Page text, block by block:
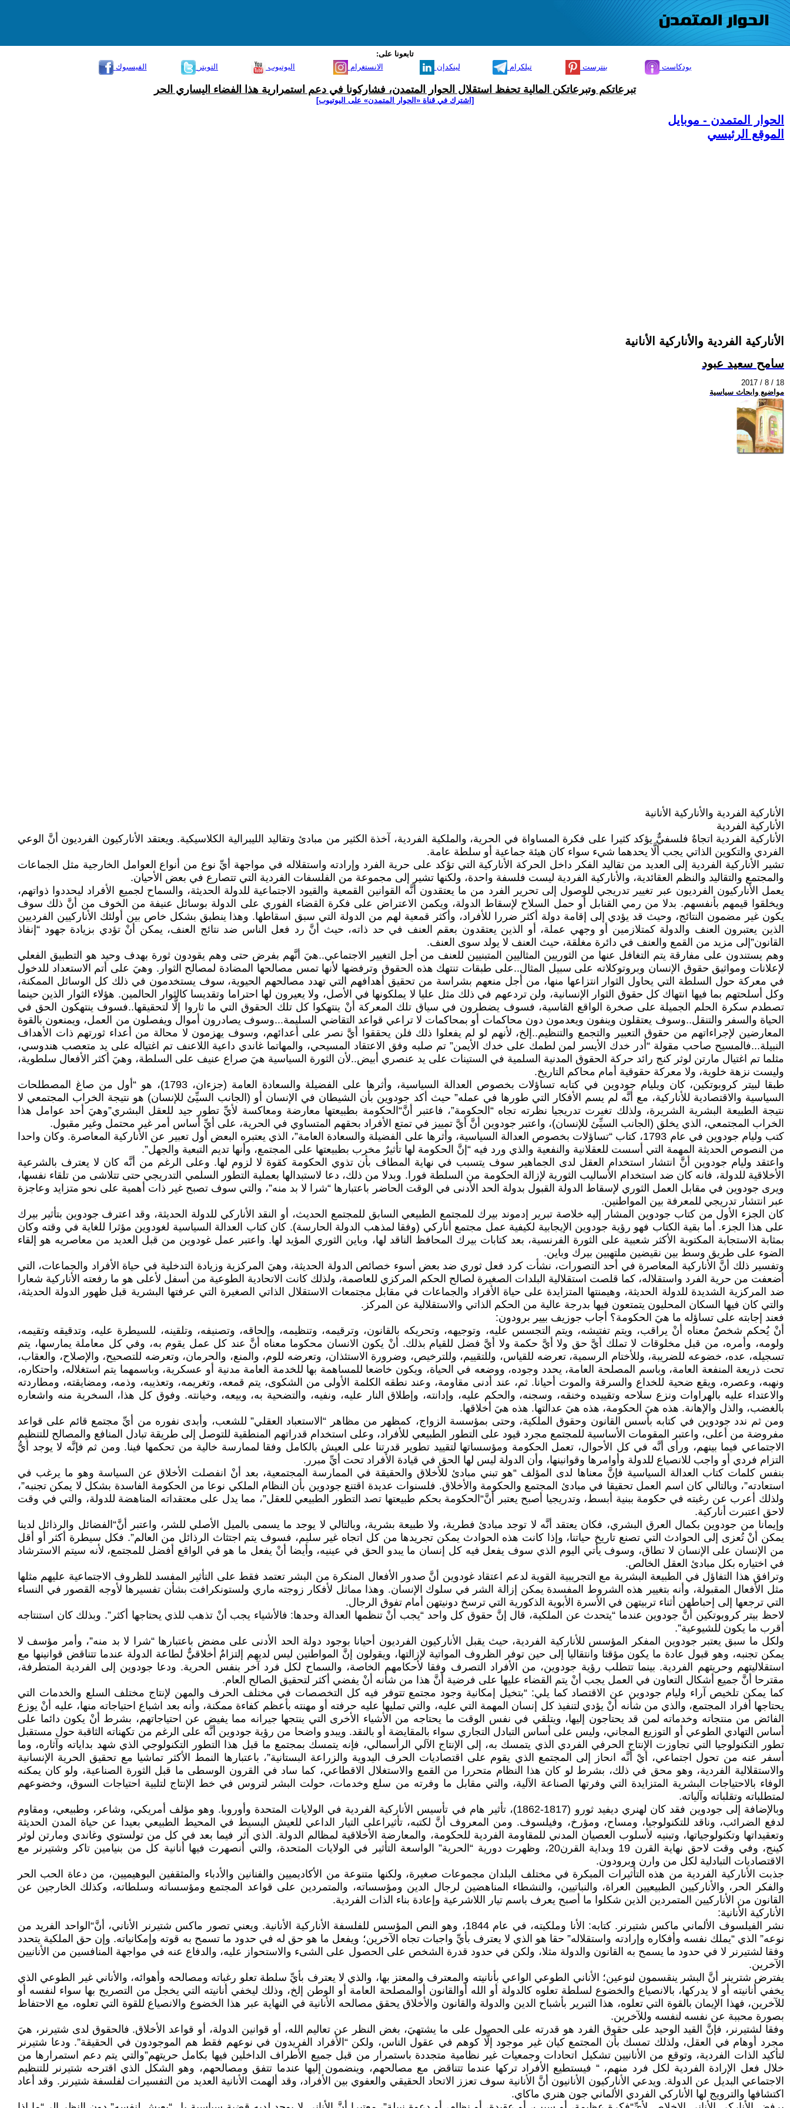
تابعونا على:
الفيسبوك
التويتر اليوتيوب الانستغرام لينكدإن تيلكرام بنترست بودكاست
تبرعاتكم وتبرعاتكن المالية تحفظ استقلال الحوار المتمدن، فشاركونا في دعم استمرارية هذا الفضاء اليساري الحر
[اشترك في قناة ‫«الحوار المتمدن» على اليوتيوب]
الحوار المتمدن - موبايل
الموقع الرئيسي
الأناركية الفردية والأناركية الأنانية
سامح سعيد عبود
2017 / 8 / 18
مواضيع وابحاث سياسية
الأناركية الفردية والأناركية الأنانية
الأناركية الفردية
الأناركية الفردية اتجاهٌ فلسفيٌّ يؤكد كثيرا على فكرة المساواة في الحرية، والملكية الفردية، آخذة الكثير من مبادئ وتقاليد الليبرالية الكلاسيكية. ويعتقد الأناركيون الفرديون أنَّ الوعي
الفردي والتكوين الذاتي يجب ألَّا يحدهما شيء سواء كان هيئة جماعية أو سلطة عامة.
تشير الأناركية الفردية إلى العديد من تقاليد الفكر داخل الحركة الأناركية التي تؤكد على حرية الفرد وإرادته واستقلاله في مواجهة أيِّ نوع من أنواع العوامل الخارجية مثل الجماعات
والمجتمع والتقاليد والنظم العقائدية، والأناركية الفردية ليست فلسفة واحدة، ولكنها تشير إلى مجموعة من الفلسفات الفردية التي تتصارع في بعض الأحيان.
يعمل الأناركيون الفرديون عبر تغيير تدريجي للوصول إلى تحرير الفرد من ما يعتقدون أنَّه القوانين القمعية والقيود الاجتماعية للدولة الحديثة، والسماح لجميع الأفراد ليحددوا ذواتهم،
ويخلقوا قيمهم بأنفسهم. بدلا من رمي القنابل أو حمل السلاح لإسقاط الدولة، ويكمن الاعتراض على فكرة القضاء الفوري على الدولة بوسائل عنيفة من الخوف من أنَّ ذلك سوف
يكون غير مضمون النتائج، وحيث قد يؤدي إلى إقامة دولة أكثر ضررا للأفراد، وأكثر قمعية لهم من الدولة التي سبق اسقاطها. وهذا ينطبق بشكل خاص بين أولئك الأناركيين الفرديين
الذين يعتبرون العنف والدولة كمتلازمين أو وجهي عملة، أو الذين يعتقدون بعقم العنف في حد ذاته، حيث أنَّ رد فعل الناس ضد نتائج العنف، يمكن أنْ تؤدي بزيادة جهود “إنفاذ
القانون”إلى مزيد من القمع والعنف في دائرة مغلقة، حيث العنف لا يولد سوى العنف.
وهم يستندون على مفارقة يتم التغافل عنها من الثوريين المثاليين المتبنيين للعنف من أجل التغيير الاجتماعي..هيَ أنَّهم بفرض حتى وهم يقودون ثورة بهدف وحيد هو التطبيق الفعلي
لإعلانات ومواثيق حقوق الإنسان وبروتوكلاته على سبيل المثال..على طبقات تنتهك هذه الحقوق وترفضها لأنها تمس مصالحها المضادة لمصالح الثوار. وهيَ على أتم الاستعداد للدخول
في معركة حول السلطة التي يحاول الثوار انتزاعها منها، من أجل منعهم بشراسة من تحقيق أهدافهم التي تهدد مصالحهم الحيوية، سوف يستخدمون في ذلك كل الوسائل الممكنة،
وكل أسلحتهم بما فيها انتهاك كل حقوق الثوار الإنسانية، ولن تردعهم في ذلك مثل عليا لا يملكونها في الأصل، ولا يعيرون لها احتراما وتقديسا كالثوار الحالمين. هؤلاء الثوار الذين حينما
تصطدم سكرة الحلم الجميلة على صخرة الواقع القاسية، فسوف يضطرون في سياق تلك المعركة أنْ ينتهكوا كل تلك الحقوق التي ما ثاروا إلَّا لتحقيقها..فسوف ينتهكون الحق في
الحياة والسفر والتنقل..وسوف يعتقلون وينفون ويعدمون دون محاكمات أو بمحاكمات لا تراعي قواعد التقاضي السليمة...وسوف يصادرون أموال ويفصلون من العمل، ويمنعون بالقوة
المعارضين لإجراءاتهم من حقوق التعبير والتجمع والتنظيم..إلخ، لأنهم لو لم يفعلوا ذلك فلن يحققوا أيَّ نصر على أعدائهم، وسوف يهزمون لا محالة من أعداء ثورتهم ذات الأهداف
النبيلة...فالمسيح صاحب مقولة “أدر خدك الأيسر لمن لطمك على خدك الأيمن” تم صلبه وفق الاعتقاد المسيحي، والمهاتما غاندي داعية اللاعنف تم اغتياله على يد متعصب هندوسي،
مثلما تم اغتيال مارتن لوثر كنج رائد حركة الحقوق المدنية السلمية في الستينات على يد عنصري أبيض..لأن الثورة السياسية هيَ صراع عنيف على السلطة، وهيَ أكثر الأفعال سلطوية،
وليست نزهة خلوية، ولا معركة حقوقية أمام محاكم التاريخ.
طبقا لبيتر كروبوتكين، كان ويليام جودوين في كتابه تساؤلات بخصوص العدالة السياسية، وأثرها على الفضيلة والسعادة العامة (جزءان، 1793)، هو “أول من صاغ المصطلحات
السياسية والاقتصادية للأناركية، مع أنَّه لم يسم الأفكار التي طورها في عمله” حيث أكد جودوين بأن الشيطان في الإنسان أو (الجانب السيِّئ للإنسان) هو نتيجة الخراب المجتمعي لا
نتيجة الطبيعة البشرية الشريرة، ولذلك تغيرت تدريجيا نظرته تجاه “الحكومة”، فاعتبر أنَّ“الحكومة بطبيعتها معارضة ومعاكسة لأيِّ تطور جيد للعقل البشري”وهيَ أحد عوامل هذا
الخراب المجتمعي، الذي يخلق (الجانب السيِّئ للإنسان)، واعتبر جودوين أنَّ أيَّ تمييز في تمتع الأفراد بحقهم المتساوي في الحرية، على أيِّ أساس أمر غير محتمل وغير مقبول.
كتب وليام جودوين في عام 1793، كتاب “تساؤلات بخصوص العدالة السياسية، وأثرها على الفضيلة والسعادة العامة”، الذي يعتبره البعض أول تعبير عن الأناركية المعاصرة. وكان واحدا
من النصوص الحديثة المهمة التي أسست للعقلانية والنفعية والذي ورد فيه “إنَّ الحكومة لها تأثيرٌ مخرب بطبيعتها على المجتمع، وأنها تديم التبعية والجهل”.
واعتقد وليام جودوين أنَّ انتشار استخدام العقل لدى الجماهير سوف يتسبب في نهاية المطاف بأن تذوي الحكومة كقوة لا لزوم لها. وعلى الرغم من أنَّه كان لا يعترف بالشرعية
الأخلاقية للدولة، فانه كان ضد استخدام الأساليب الثورية لإزالة الحكومة من السلطة فورا. وبدلا من ذلك، دعا لاستبدالها بعملية التطور السلمي التدريجي حتى تتلاشى من تلقاء نفسها،
ويرى جودوين في مقابل العمل الثوري لإسقاط الدولة القبول بدولة الحد الأدنى في الوقت الحاضر باعتبارها “شرا لا بد منه”، والتي سوف تصبح غير ذات أهمية على نحو متزايد وعاجزة
عبر انتشار تدريجي للمعرفة بين المواطنين.
كان الجزء الأول من كتاب جودوين المشار إليه خلاصة تبرير إدموند بيرك للمجتمع الطبيعي السابق للمجتمع الحديث، أو النقد الأناركي للدولة الحديثة، وقد اعترف جودوين بتأثير بيرك
على هذا الجزء. أما بقية الكتاب فهو رؤية جودوين الإيجابية لكيفية عمل مجتمع أناركي (وفقا لمذهب الدولة الحارسة). كان كتاب العدالة السياسية لغودوين مؤثرا للغاية في وقته وكان
بمثابة الاستجابة المكتوبة الأكثر شعبية على الثورة الفرنسية، بعد كتابات بيرك المحافظ الناقد لها، وباين الثوري المؤيد لها. واعتبر عمل غودوين من قبل العديد من معاصريه هو إلقاء
الضوء على طريق وسط بين نقيضين ملتهبين بيرك وباين.
وتفسير ذلك أنَّ الأناركية المعاصرة في أحد التصورات، نشأت كرد فعل ثوري ضد بعض أسوء خصائص الدولة الحديثة، وهيَ المركزية وزيادة التدخلية في حياة الأفراد والجماعات، التي
أضعفت من حرية الفرد واستقلاله، كما قلصت استقلالية البلدات الصغيرة لصالح الحكم المركزي للعاصمة، ولذلك كانت الاتحادية الطوعية من أسفل لأعلى هو ما رفعته الأناركية شعارا
ضد المركزية الشديدة للدولة الحديثة، وهيمنتها المتزايدة على حياة الأفراد والجماعات في مقابل مجتمعات الاستقلال الذاتي الصغيرة التي عرفتها البشرية قبل ظهور الدولة الحديثة،
والتي كان فيها السكان المحليون يتمتعون فيها بدرجة عالية من الحكم الذاتي والاستقلالية عن المركز.
فعند إجابته على تساؤله ما هيَ الحكومة؟ أجاب جوزيف بيير برودون:
أنْ يُحكم شخصٌ معناه أنْ يراقب، ويتم تفتيشه، ويتم التجسس عليه، وتوجيهه، وتحريكه بالقانون، وترقيمه، وتنظيمه، وإلحاقه، وتصنيفه، وتلقينه، للسيطرة عليه، وتدقيقه وتقيمه،
ولومه، وأمره، من قبل مخلوقات لا تملك أيَّ حق ولا أيَّ حكمة ولا أيَّ فضل للقيام بذلك. أنْ يكون الانسان محكوما معناه أنَّ عند كل عمل يقوم به، وفي كل معاملة يمارسها، يتم
تسجيله، عده، خضوعه للضريبة، وللأختام الرسمية، تعرضه للقياس، وللتقييم، وللترخيص، وضرورة الاستئذان، وتعرضه للوم، والمنع، والحرمان، وتعرضه للتصحيح، والإصلاح، والعقاب،
تحت ذريعة المنفعة العامة، وباسم المصلحة العامة، يحدد وجوده، ووضعه في الحياة، ويكون خاضعا للمساهمة بها للخدمة العامة مدنية أو عسكرية، وباسمهما يتم استغلاله، واحتكاره،
ونهبه، وعصره، ويقع ضحية للخداع والسرقة والموت أحيانا. ثم، عند أدنى مقاومة، وعند نطقه الكلمة الأولى من الشكوى، يتم قمعه، وتغريمه، وتعذيبه، وذمه، ومضايقته، ومطاردته
والاعتداء عليه بالهراوات ونزع سلاحه وتقييده وخنقه، وسجنه، والحكم عليه، وإدانته، وإطلاق النار عليه، ونفيه، والتضحية به، وبيعه، وخيانته. وفوق كل هذا، السخرية منه واشعاره
بالغضب، والذل والإهانة. هذه هيَ الحكومة، هذه هيَ عدالتها. هذه هيَ أخلاقها.
ومن ثم ندد جودوين في كتابه بأسس القانون وحقوق الملكية، وحتى بمؤسسة الزواج، كمظهر من مظاهر “الاستعباد العقلي” للشعب، وأبدى نفوره من أيِّ مجتمع قائم على قواعد
مفروضة من أعلى، واعتبر المقومات الأساسية للمجتمع مجرد قيود على التطور الطبيعي للأفراد، وعلى استخدام قدراتهم المنطقية للتوصل إلى طريقة تبادل المنافع والمصالح للتنظيم
الاجتماعي فيما بينهم، ورأى أنَّه في كل الأحوال، تعمل الحكومة ومؤسساتها لتقييد تطوير قدرتنا على العيش بالكامل وفقا لممارسة خالية من تحكمها فينا. ومن ثم فإنَّه لا يوجد أيُّ
التزام فردي أو واجب للانصياع للدولة وأوامرها وقوانينها، وأن الدولة ليس لها الحق في قيادة الأفراد تحت أيِّ مبرر.
بنفس كلمات كتاب العدالة السياسية فإنَّ معناها لدى المؤلف “هو تبني مبادئ للأخلاق والحقيقة في الممارسة المجتمعية، بعد أنْ انفصلت الأخلاق عن السياسة وهو ما يرغب في
استعادته”، وبالتالي كان اسم العمل تحقيقا في مبادئ المجتمع والحكومة والأخلاق. فلسنوات عديدة اقتنع جودوين بأن النظام الملكي نوعا من الحكومة الفاسدة بشكل لا يمكن تجنبه”،
ولذلك أعرب عن رغبته في حكومة ببنية أبسط، وتدريجيا أصبح يعتبر أنَّ“الحكومة بحكم طبيعتها تصد التطور الطبيعي للعقل”، مما يدل على معتقداته المناهضة للدولة، والتي في وقت
لاحق اعتبرت أناركية.
وإيمانا من جودوين بكمال العرق البشري، فكان يعتقد أنَّه لا توجد مبادئ فطرية، ولا طبيعة بشرية، وبالتالي لا يوجد ما يسمى بالميل الأصلي للشر، واعتبر أنَّ“الفضائل والرذائل لدينا
يمكن أنْ تُعزى إلى الحوادث التي تصنع تاريخ حياتنا، وإذا كانت هذه الحوادث يمكن تجريدها من كل اتجاه غير سليم، فسوف يتم اجتثاث الرذائل من العالم”. فكل سيطرة أكثر أو أقل
من الإنسان على الإنسان لا تطاق، وسوف يأتي اليوم الذي سوف يفعل فيه كل إنسان ما يبدو الحق في عينيه، وأيضا أنْ يفعل ما هو في الواقع أفضل للمجتمع، لأنه سيتم الاسترشاد
في اختياره بكل مبادئ العقل الخالص.
وترافق هذا التفاؤل في الطبيعة البشرية مع التجريبية القوية لدعم اعتقاد غودوين أنَّ صدور الأفعال المنكرة من البشر تعتمد فقط على التأثير المفسد للظروف الاجتماعية عليهم مثلها
مثل الأفعال المقبولة، وأنه بتغيير هذه الشروط المفسدة يمكن إزالة الشر في سلوك الإنسان. وهذا مماثل لأفكار زوجته ماري ولستونكرافت بشأن تفسيرها لأوجه القصور في النساء
التي ترجعها إلى إحباطهن أثناء تربيتهن في الأسرة الأبوية الذكورية التي ترسخ دونيتهن أمام تفوق الرجال.
لاحظ بيتر كروبوتكين أنَّ جودوين عندما “يتحدث عن الملكية، قال إنَّ حقوق كل واحد “يجب أنْ تنظمها العدالة وحدها: فالأشياء يجب أنْ تذهب للذي يحتاجها أكثر”. وبذلك كان استنتاجه
أقرب ما يكون للشيوعية”.
ولكل ما سبق يعتبر جودوين المفكر المؤسس للأناركية الفردية، حيث يقبل الأناركيون الفرديون أحيانا بوجود دولة الحد الأدنى على مضض باعتبارها “شرا لا بد منه”، وأمر مؤسف لا
يمكن تجنبه، وهو قبول عادة ما يكون مؤقتا وانتقاليا إلى حين توفر الظروف المواتية لإزالتها، ويقولون إنَّ المواطنين ليس لديهم إلتزامٌ أخلاقيٌّ لطاعة الدولة عندما تتناقض قوانينها مع
استقلاليتهم وحريتهم الفردية. بينما تتطلب رؤية جودوين، من الأفراد التصرف وفقا لأحكامهم الخاصة، والسماح لكل فرد آخر بنفس الحرية. ودعا جودوين إلى الفردية المتطرفة،
مقترحا أنَّ جميع أشكال التعاون في العمل يجب أنْ يتم القضاء عليها على فرضية أنَّ هذا من شأنه أنْ يفضي أكثر لتحقيق الصالح العام.
كما يمكن تلخيص آراء وليام جودوين عن الاقتصاد كما يلي: “بتخيل إمكانية وجود مجتمع تتوفر فيه كل التخصصات في مختلف الحرف والمهن لإنتاج مختلف السلع والخدمات التي
يحتاجها أفراد المجتمع، والذي من شأنه أنْ يؤدي لتنفيذ كل إنسان المهمة التي عليه، والتي تمليها عليه حرفته أو مهنته بأعظم كفاءة ممكنة، وأنه بعد اشباع احتياجاته منها، عليه أنْ يوزع
الفائض من منتجاته وخدماته لمن قد يحتاجون إليها، ويتلقي في نفس الوقت ما يحتاجه من الأشياء الأخرى التي ينتجها جيرانه مما يفيض عن احتياجاتهم، بشرط أنْ يكون دائما على
أساس التهادي الطوعي أو التوزيع المجاني، وليس على أساس التبادل التجاري سواء بالمقايضة أو بالنقد. ويبدو واضحا من رؤية جودوين أنَّه على الرغم من تكهناته الثاقبة حول مستقبل
تطور التكنولوجيا التي تجاوزت الإنتاج الحرفي الفردي الذي يتمسك به، إلى الإنتاج الآلي الرأسمالي، فإنه يتمسك بمجتمع ما قبل هذا التطور التكنولوجي الذي شهد بداياته وآثاره، وما
أسفر عنه من تحول اجتماعي، أيْ أنَّه انحاز إلى المجتمع الذي يقوم على اقتصاديات الحرف اليدوية والزراعة البستانية”، باعتبارها النمط الأكثر تماشيا مع تحقيق الحرية الإنسانية
والاستقلالية الفردية، وهو محق في ذلك، بشرط لو كان هذا النظام متحررا من القمع والاستغلال الاقطاعي، كما ساد في القرون الوسطى ما قبل الثورة الصناعية، ولو كان يمكنه
الوفاء بالاحتياجات البشرية المتزايدة التي وفرتها الصناعة الآلية، والتي مقابل ما وفرته من سلع وخدمات، حولت البشر لتروس في خط الإنتاج لتلبية احتياجات السوق، وخضوعهم
لمتطلباته وتقلباته وآلياته.
وبالإضافة إلى جودوين فقد كان لهنري ديفيد ثورو (1817-1862)، تأثير هام في تأسيس الأناركية الفردية في الولايات المتحدة وأوروبا. وهو مؤلف أمريكي، وشاعر، وطبيعي، ومقاوم
لدفع الضرائب، وناقد للتكنولوجيا، ومساح، ومؤرخ، وفيلسوف. ومن المعروف أنَّ لكتبه، تأثيراعلى التيار الداعي للعيش البسيط في المحيط الطبيعي بعيدا عن حياة المدن الحديثة
وتعقيداتها وتكنولوجياتها، وتبنيه لأسلوب العصيان المدني للمقاومة الفردية للحكومة، والمعارضة الأخلاقية لمظالم الدولة. الذي أثر فيما بعد في كل من تولستوي وغاندي ومارتن لوثر
كينج، وفي وقت لاحق نهاية القرن 19 وبداية القرن20، وظهرت دورية “الحرية” الواسعة التأثير في الولايات المتحدة، والتي أنصهرت فيها أنانية كل من بنيامين تاكر وشتيرنر مع
الاقتصاديات التبادلية لكل من وارن وبرودون.
جذبت الأناركية الفردية من هذه التأثيرات المبكرة في مختلف البلدان مجموعات صغيرة، ولكنها متنوعة من الأكاديميين والفنانين والأدباء والمثقفين البوهيميين، من دعاة الحب الحر
والفكر الحر، والأناركيين الطبيعيين العراة، والنباتيين، والنشطاء المناهضين لرجال الدين ومؤسساته، والمتمردين على قواعد المجتمع ومؤسساته وسلطاته، وكذلك الخارجين عن
القانون من الأناركيين المتمردين الذين شكلوا ما أصبح يعرف باسم تيار اللاشرعية وإعادة بناء الذات الفردية.
الأناركية الأنانية:
نشر الفيلسوف الألماني ماكس شتيرنر. كتابه: الأنا وملكيته، في عام 1844، وهو النص المؤسس للفلسفة الأناركية الأنانية. ويعني تصور ماكس شتيرنر الأناني، أنَّ“الواحد الفريد من
نوعه” الذي “يملك نفسه وأفكاره وإرادته واستقلاله” حقا هو الذي لا يعترف بأيِّ واجبات تجاه الآخرين؛ ويفعل ما هو حق له في حدود ما تسمح به قوته وإمكانياته. وإن حق الملكية يتحدد
وفقا لشتيرنر لا في حدود ما يسمح به القانون والدولة مثلا، ولكن في حدود قدرة الشخص على الحصول على الشىء والاستحواز عليه، والدفاع عنه في مواجهة المنافسين من الأنانيين
الآخرين.
يفترض شترينر أنَّ البشر ينقسمون لنوعين؛ الأناني الطوعي الواعي بأنانيته والمعترف والمعتز بها، والذي لا يعترف بأيِّ سلطة تعلو رغباته ومصالحه وأهوائه، والأناني غير الطوعي الذي
يخفي أنانيته أو لا يدركها، بالانصياع والخضوع لسلطة تعلوه كالدولة أو الله أوالقانون أوالمصلحة العامة أو الوطن إلخ، وذلك ليخفي أنانيته التي يخجل من التصريح بها سواء لنفسه أو
للآخرين، فهذا الإيمان بالقوة التي تعلوه، هذا التبرير بأشباح الدين والدولة والقانون والأخلاق يحقق مصالحه الأنانية في النهاية عبر هذا الخضوع والانصياع للقوة التي تعلوه، مع الاحتفاظ
بصورة محببة عن نفسه لنفسه وللآخرين.
وفقا لشتيرنر، فإنَّ القيد الوحيد على حقوق الفرد هو قدرته على الحصول على ما يشتهيَ، بغض النظر عن تعاليم الله، أو قوانين الدولة، أو قواعد الأخلاق. فالحقوق لدى شتيرنر، هيَ
مجرد أوهام في العقل، ولذلك تمسك بأن المجتمع كيان غير موجود إلَّا كوهم في عقول الناس، ولكن “الأفراد الفريدون في نوعهم فقط هم الموجودون في الحقيقة”. ودعا شتيرنر
لتأكيد الذات الفردية، وتوقع من الأنانيين تشكيل اتحادات وجمعيات غير نظامية متجددة باستمرار من قبل جميع الأطراف الداخلين فيها بكامل حريتهم”والتي يتم دعم استمرارها من
خلال فعل الإرادة الفردية لكل فرد منهم، “ فيستطيع الأفراد تركها عندما تتناقض مع مصالحهم، وينضمون إليها عندما تتفق ومصالحهم، وهو الشكل الذي اقترحه شتيرنر للتنظيم
الاجتماعي البديل عن الدولة. ويدعي الأناركيون الأنانيون أنَّ الأنانية سوف تعزز الاتحاد الحقيقي والعفوي بين الأفراد، وقد ألهمت الأنانية العديد من التفسيرات لفلسفة شتيرنر. وقد أعاد
اكتشافها والترويج لها الأناركي الفردي الألماني جون هنري ماكاي.